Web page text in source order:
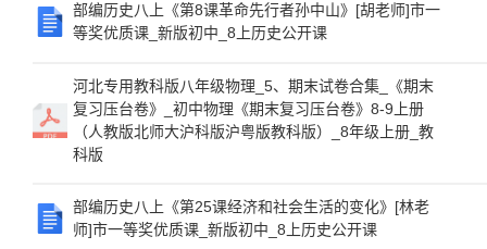
部编历史八上《第8课革命先行者孙中山》[胡老师]市一
等奖优质课_新版初中_8上历史公开课
河北专用教科版八年级物理_5、期末试卷合集_《期末
复习压台卷》_初中物理《期末复习压台卷》8-9上册
（人教版北师大沪科版沪粤版教科版）_8年级上册_教
科版
部编历史八上《第25课经济和社会生活的变化》[林老
师]市一等奖优质课_新版初中_8上历史公开课